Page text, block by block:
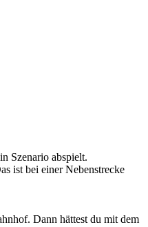
Szenario abspielt.
ist bei einer Nebenstrecke
Dann hättest du mit dem